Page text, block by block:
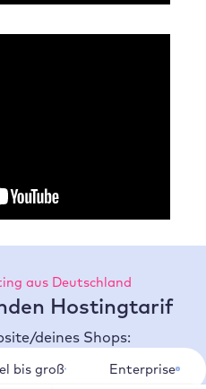
aus Deutschland
Hostingtarif
deines Shops:
bis groß Enterprise